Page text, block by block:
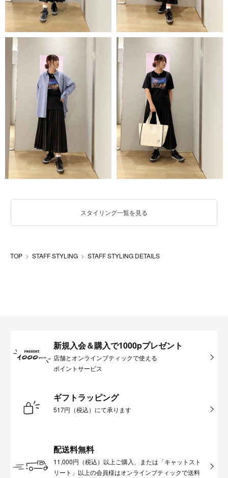
スタイリング一覧を見る
TOP STAFF STYLING STAFF STYLING DETAILS
新規入会＆購入で1000pプレゼント
店舗とオンラインブティックで使える
ポイントサービス
ギフトラッピング
517円（税込）にて承ります
配送料無料
11,000円（税込）以上ご購入、または「キャットスト
リート」以上の会員様はオンラインブティックで送料